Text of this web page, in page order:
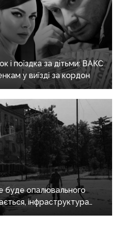
і поїздка за дітьми: ВАКС
у виїзді за кордон
буде опалювального
інфраструктура